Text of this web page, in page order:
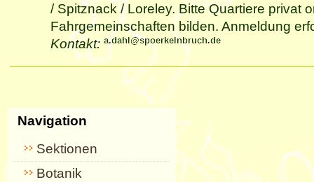
/ Spitznack / Loreley. Bitte Quartiere privat
Fahrgemeinschaften bilden. Anmeldung
Kontakt:
Navigation
Sektionen
Botanik